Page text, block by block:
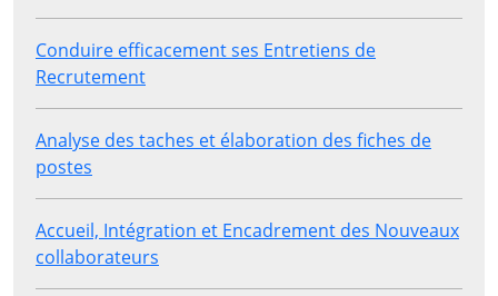
Conduire efficacement ses Entretiens de
Recrutement
Analyse des taches et élaboration des fiches de
postes
Accueil, Intégration et Encadrement des Nouveaux
collaborateurs